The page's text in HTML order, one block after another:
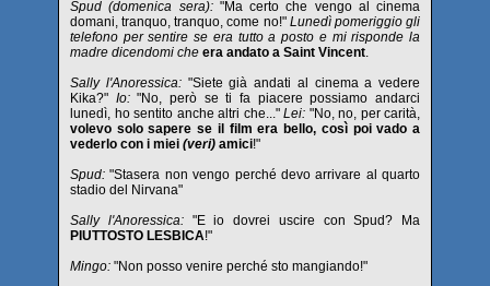
Spud (domenica sera):"Ma certo che vengo al cinema
domani, tranquo, tranquo, come no!" Lunedì pomeriggio gli
telefono per sentire se era tutto a posto e mi risponde la
madre dicendomi che era andato a Saint Vincent.
Sally l'Anoressica:"Siete già andati al cinema a vedere
Kika?" Io:"No, però se ti fa piacere possiamo andarci
lunedì, ho sentito anche altri che..." Lei: "No, no, per carità,
volevo solo sapere se il film era bello, così poi vado a
vederlo con i miei (veri) amici!"
Spud: "Stasera non vengo perché devo arrivare al quarto
stadio del Nirvana"
Sally l'Anoressica:"E io dovrei uscire con Spud? Ma
PIUTTOSTO LESBICA!"
Mingo: "Non posso venire perché sto mangiando!"